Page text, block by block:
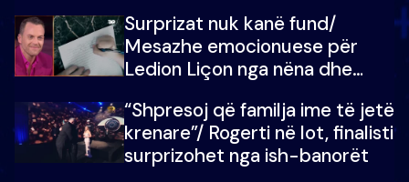
mungojë zilja e mëngjesit kur…
Surprizat nuk kanë fund/
Mesazhe emocionuese për
Ledion Liçon nga nëna dhe
mban dot lotët: Nuk meritoj…
“Shpresoj që familja ime të jetë
krenare”/ Rogerti në lot, finalisti
surprizohet nga ish-banorët